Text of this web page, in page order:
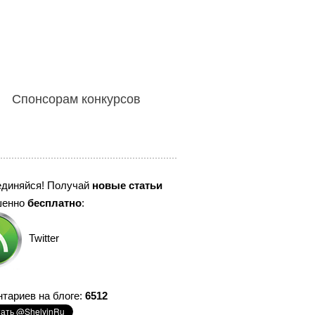
Спонсорам конкурсов
Получай новые статьи
бесплатно:
Twitter
на блоге: 6512